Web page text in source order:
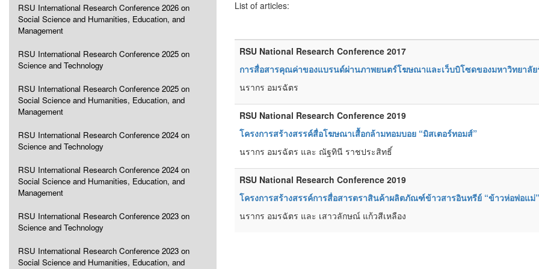
RSU International Research Conference 2026 on
Social Science and Humanities, Education, and
Management
RSU International Research Conference 2025 on
Science and Technology
RSU International Research Conference 2025 on
Social Science and Humanities, Education, and
Management
RSU International Research Conference 2024 on
Science and Technology
RSU International Research Conference 2024 on
Social Science and Humanities, Education, and
Management
RSU International Research Conference 2023 on
Science and Technology
RSU International Research Conference 2023 on
Social Science and Humanities, Education, and
List of articles:
RSU National Research Conference 2017
การสื่อสารคุณค่าของแบรนด์ผ่านภาพยนตร์โฆษณาและเว็บบิโซดของมหาวิทยาลัย
นรากร อมรฉัตร
RSU National Research Conference 2019
โครงการสร้างสรรค์สื่อโฆษณาเสื้อกล้ามทอมบอย “มิสเตอร์ทอมส์”
นรากร อมรฉัตร และ ณัฐทินี ราชประสิทธิ์
RSU National Research Conference 2019
โครงการสร้างสรรค์การสื่อสารตราสินค้าผลิตภัณฑ์ข้าวสารอินทรีย์ “ข้าวห่อพ่อแม่”
นรากร อมรฉัตร และ เสาวลักษณ์ แก้วสีเหลือง